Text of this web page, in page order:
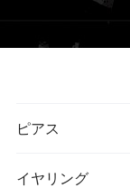
ピアス
イヤリング